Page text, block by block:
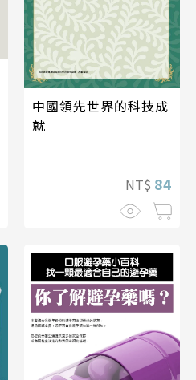
中國領先世界的科技成
就
NT$ 84